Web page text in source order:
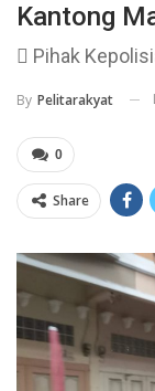
Kantong
 Pihak
By Pelitarakyat
0
Share